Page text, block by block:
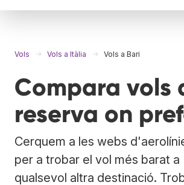
Vols Vols a Itàlia Vols a Bari
Compara vols
reserva on
Cerquem a les webs
per a trobar el vol més barat a
qualsevol altra destinació.